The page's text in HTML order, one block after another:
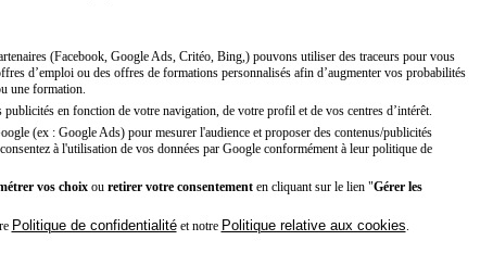
(Facebook, Google Ads, Critéo, Bing,) pouvons utiliser des traceurs pour vous
d’emploi ou des offres de formations personnalisés afin d’augmenter vos probabilités
une formation.
publicités en fonction de votre navigation, de votre profil et de vos centres d’intérêt.
(ex : Google Ads) pour mesurer l'audience et proposer des contenus/publicités
à l'utilisation de vos données par Google conformément à leur politique de
vos choixou retirer votre consentementen cliquant sur le lien "Gérer les
Politique de confidentialitéet notre Politique relative aux cookies